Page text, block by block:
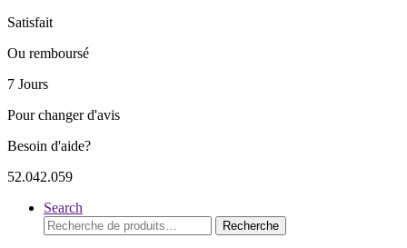
Satisfait
Ou remboursé
7 Jours
Pour changer d'avis
Besoin d'aide?
52.042.059
Search
Recherche
pour :
Recherche